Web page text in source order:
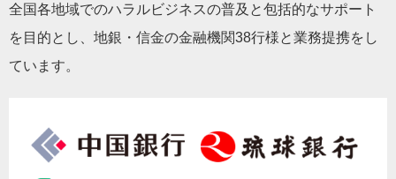
全国各地域でのハラルビジネスの普及と包括的なサポート
を目的とし、地銀・信金の金融機関38行様と業務提携をし
ています。